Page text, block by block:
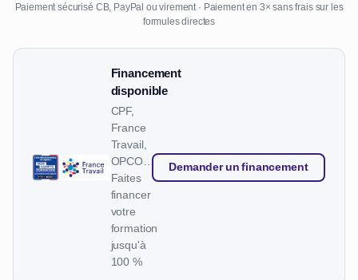
Paiement sécurisé CB, PayPal ou virement · Paiement en 3× sans frais sur les
formules directes
Financement
disponible
CPF,
France
Travail,
OPCO…
Faites
financer
votre
formation
jusqu'à
100 %
Demander un financement